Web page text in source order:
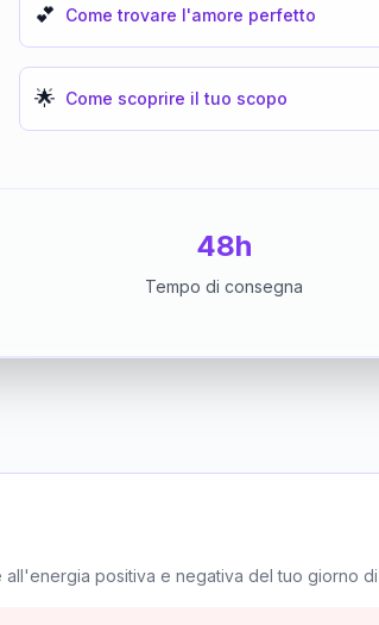
💕 Come trovare l'amore perfetto
🌟 Come scoprire il tuo scopo
48h
Tempo di consegna
positiva e negativa del tuo giorno di